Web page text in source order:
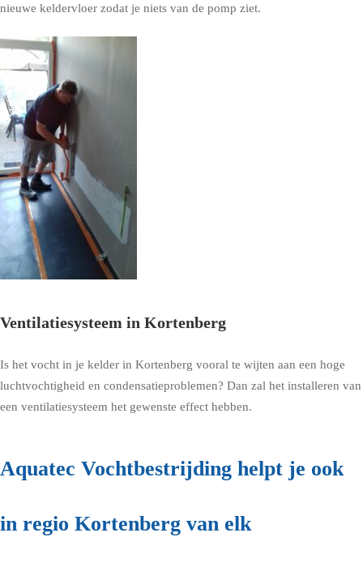
nieuwe keldervloer zodat je niets van de pomp ziet.
Ventilatiesysteem in Kortenberg
Is het vocht in je kelder in Kortenberg vooral te wijten aan een hoge
luchtvochtigheid en condensatieproblemen? Dan zal het installeren van
een ventilatiesysteem het gewenste effect hebben.
Aquatec Vochtbestrijding helpt je ook
in regio Kortenberg van elk